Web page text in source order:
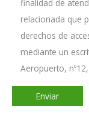
finalidad de
relacionada que
derechos de
mediante un
Aeropuerto,